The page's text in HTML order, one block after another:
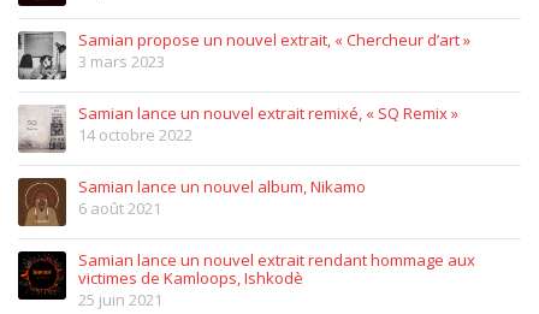
Samian propose un nouvel extrait, « Chercheur d’art »
3 mars 2023
Samian lance un nouvel extrait remixé, « SQ Remix »
14 octobre 2022
Samian lance un nouvel album, Nikamo
6 août 2021
Samian lance un nouvel extrait rendant hommage aux
victimes de Kamloops, Ishkodè
25 juin 2021